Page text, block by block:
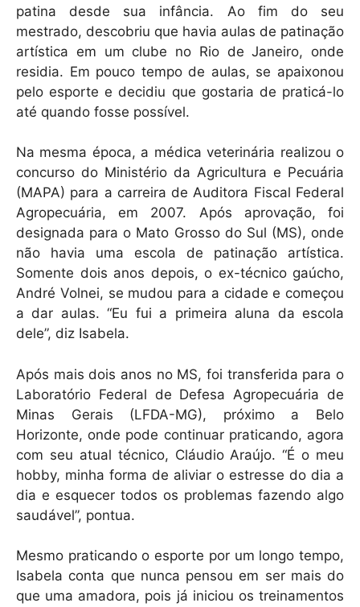
patina desde sua infância. Ao fim do seu
mestrado, descobriu que havia aulas de patinação
artística em um clube no Rio de Janeiro, onde
residia. Em pouco tempo de aulas, se apaixonou
pelo esporte e decidiu que gostaria de praticá-lo
até quando fosse possível.
Na mesma época, a médica veterinária realizou o
concurso do Ministério da Agricultura e Pecuária
(MAPA) para a carreira de Auditora Fiscal Federal
Agropecuária, em 2007. Após aprovação, foi
designada para o Mato Grosso do Sul (MS), onde
não havia uma escola de patinação artística.
Somente dois anos depois, o ex-técnico gaúcho,
André Volnei, se mudou para a cidade e começou
a dar aulas. “Eu fui a primeira aluna da escola
dele”, diz Isabela.
Após mais dois anos no MS, foi transferida para o
Laboratório Federal de Defesa Agropecuária de
Minas Gerais (LFDA-MG), próximo a Belo
Horizonte, onde pode continuar praticando, agora
com seu atual técnico, Cláudio Araújo. “É o meu
hobby, minha forma de aliviar o estresse do dia a
dia e esquecer todos os problemas fazendo algo
saudável”, pontua.
Mesmo praticando o esporte por um longo tempo,
Isabela conta que nunca pensou em ser mais do
que uma amadora, pois já iniciou os treinamentos